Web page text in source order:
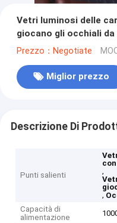
Vetri luminosi delle
giocano gli occhiali
manifestazioni
Prezzo：Negotiate
Miglior prezzo
Descrizione Di
Punti salienti
,
,
Capacità di
alimentazione